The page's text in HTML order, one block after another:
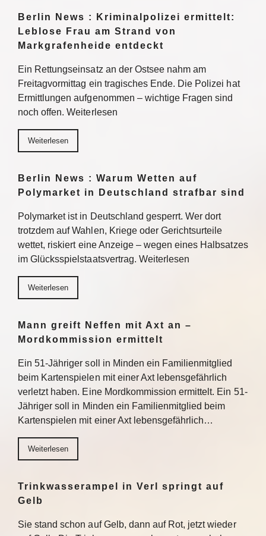
Berlin News : Kriminalpolizei ermittelt:
Leblose Frau am Strand von
Markgrafenheide entdeckt
Ein Rettungseinsatz an der Ostsee nahm am
Freitagvormittag ein tragisches Ende. Die Polizei hat
Ermittlungen aufgenommen – wichtige Fragen sind
noch offen. Weiterlesen
Weiterlesen
Berlin News : Warum Wetten auf
Polymarket in Deutschland strafbar sind
Polymarket ist in Deutschland gesperrt. Wer dort
trotzdem auf Wahlen, Kriege oder Gerichtsurteile
wettet, riskiert eine Anzeige – wegen eines Halbsatzes
im Glücksspielstaatsvertrag. Weiterlesen
Weiterlesen
Mann greift Neffen mit Axt an –
Mordkommission ermittelt
Ein 51-Jähriger soll in Minden ein Familienmitglied
beim Kartenspielen mit einer Axt lebensgefährlich
verletzt haben. Eine Mordkommission ermittelt. Ein 51-
Jähriger soll in Minden ein Familienmitglied beim
Kartenspielen mit einer Axt lebensgefährlich…
Weiterlesen
Trinkwasserampel in Verl springt auf
Gelb
Sie stand schon auf Gelb, dann auf Rot, jetzt wieder